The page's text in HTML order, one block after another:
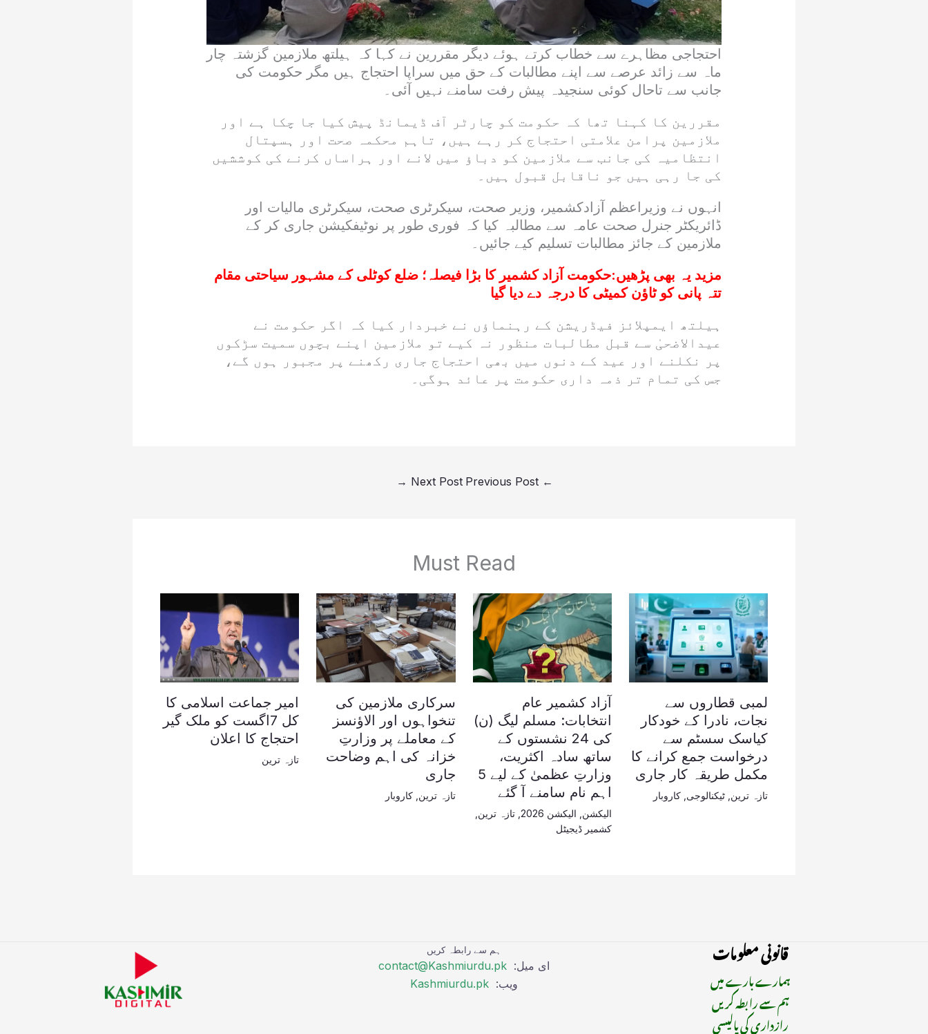
احتجاجی مظاہرے سے خطاب کرتے ہوئے دیگر مقررین نے کہا کہ ہیلتھ ملازمین گزشتہ چار
ماہ سے زائد عرصے سے اپنے مطالبات کے حق میں سراپا احتجاج ہیں مگر حکومت کی
جانب سے تاحال کوئی سنجیدہ پیش رفت سامنے نہیں آئی۔
مقررین کا کہنا تھا کہ حکومت کو چارٹر آف ڈیمانڈ پیش کیا جا چکا ہے اور
ملازمین پرامن علامتی احتجاج کر رہے ہیں، تاہم محکمہ صحت اور ہسپتال
انتظامیہ کی جانب سے ملازمین کو دباؤ میں لانے اور ہراساں کرنے کی کوششیں
کی جا رہی ہیں جو ناقابل قبول ہیں۔
انہوں نے وزیراعظم آزادکشمیر، وزیر صحت، سیکرٹری صحت، سیکرٹری مالیات اور
ڈائریکٹر جنرل صحت عامہ سے مطالبہ کیا کہ فوری طور پر نوٹیفکیشن جاری کر کے
ملازمین کے جائز مطالبات تسلیم کیے جائیں۔
مزید یہ بھی پڑھیں:حکومت آزاد کشمیر کا بڑا فیصلہ؛ ضلع کوٹلی کے مشہور سیاحتی مقام
تتہ پانی کو ٹاؤن کمیٹی کا درجہ دے دیا گیا
ہیلتھ ایمپلائز فیڈریشن کے رہنماؤں نے خبردار کیا کہ اگر حکومت نے
عیدالاضحیٰ سے قبل مطالبات منظور نہ کیے تو ملازمین اپنے بچوں سمیت سڑکوں
پر نکلنے اور عید کے دنوں میں بھی احتجاج جاری رکھنے پر مجبور ہوں گے،
جس کی تمام تر ذمہ داری حکومت پر عائد ہوگی۔
←
Next Post
→
Must Read
لمبی قطاروں سے
نجات، نادرا کے خودکار
کیاسک سسٹم سے
درخواست جمع کرانے کا
مکمل طریقہ کار جاری
تازہ ترین ٹیکنالوجی کاروبار
آزاد کشمیر عام
انتخابات: مسلم لیگ (ن)
کی 24 نشستوں کے
ساتھ سادہ اکثریت،
وزارتِ عظمیٰ کے لیے 5
اہم نام سامنے آ گئے
الیکشن الیکشن 2026 ,تازہ ترین
کشمیر ڈیجیٹل
سرکاری ملازمین کی
تنخواہوں اور الاؤنسز
کے معاملے پر وزارتِ
خزانہ کی اہم وضاحت
جاری
تازہ ترین ,کاروبار
امیر جماعت اسلامی کا
کل 7اگست کو ملک گیر
احتجاج کا اعلان
تازہ ترین
قانونی معلومات
ہمارے بارے میں
ہم سے رابطہ کریں
رازداری کی پالیسی
ہم سے رابطہ کریں
ای میل: contact@Kashmiurdu.pk
ویب: Kashmiurdu.pk